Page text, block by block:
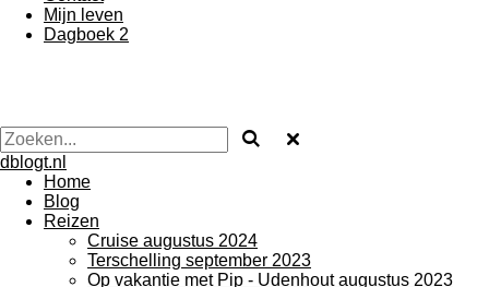
Mijn leven
Dagboek 2
dblogt.nl
Home
Blog
Reizen
Cruise augustus 2024
Terschelling september 2023
Op vakantie met Pip - Udenhout augustus 2023